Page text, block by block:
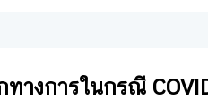
ทางการในกรณี